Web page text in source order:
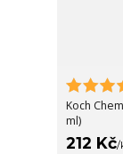
Koch
ml)
212 Kč/